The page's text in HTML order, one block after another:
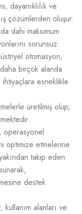
dayanıklılık ve
çözümlerden oluşur.
dahi maksimum
sorunsuz
otomasyon,
birçok alanda
esneklikle
üretilmiş olup,
operasyonel
optimize etmelerine
takip eden
destek
alanları ve